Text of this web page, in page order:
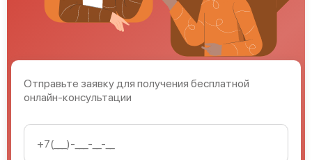
Отправьте заявку для получения бесплатной
онлайн-консультации